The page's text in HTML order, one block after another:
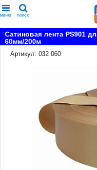
меню поиск
Сатиновая лента PS901
60мм/200м
Артикул: 032 060